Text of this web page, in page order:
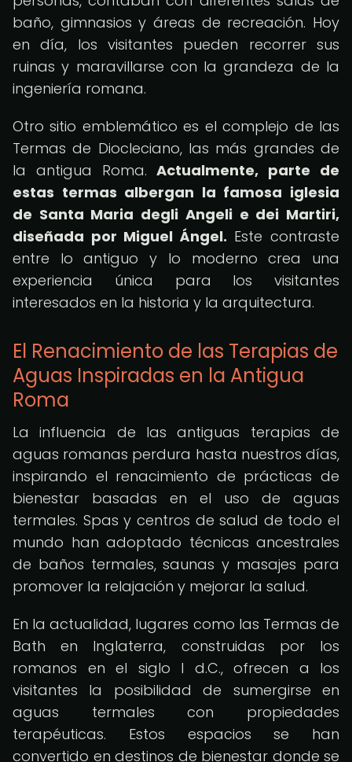
baño, gimnasios y áreas de recreación. Hoy
en día, los visitantes pueden recorrer sus
ruinas y maravillarse con la grandeza de la
ingeniería romana.
Otro sitio emblemático es el complejo de las
Termas de Diocleciano, las más grandes de
la antigua Roma.Actualmente, parte de
estas termas albergan la famosa iglesia
de Santa Maria degli Angeli e dei Martiri,
diseñada por Miguel Ángel. Este contraste
entre lo antiguo y lo moderno crea una
experiencia única para los visitantes
interesados en la historia y la arquitectura.
El Renacimiento de las Terapias de
Aguas Inspiradas en la Antigua
Roma
La influencia de las antiguas terapias de
aguas romanas perdura hasta nuestros días,
inspirando el renacimiento de prácticas de
bienestar basadas en el uso de aguas
termales. Spas y centros de salud de todo el
mundo han adoptado técnicas ancestrales
de baños termales, saunas y masajes para
promover la relajación y mejorar la salud.
En la actualidad, lugares como las Termas de
Bath en Inglaterra, construidas por los
romanos en el siglo I d.C., ofrecen a los
visitantes la posibilidad de sumergirse en
aguas termales con propiedades
terapéuticas. Estos espacios se han
convertido en destinos de bienestar donde se